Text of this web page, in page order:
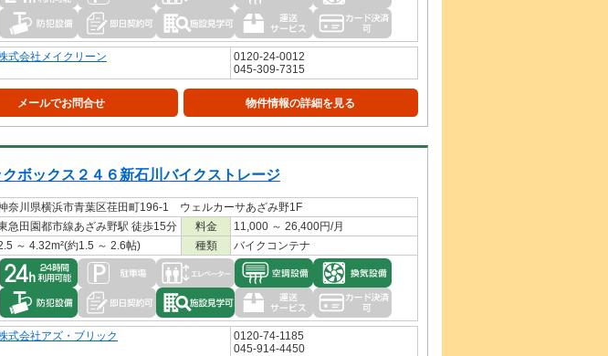
式会社メイクリーン
0120-24-0012
045-309-7315
メールでお問合せ 物件情報の詳細を見る
クボックス２４６新石川バイクストレージ
奈川県横浜市青葉区荏田町196-1 ウェルカーサあざみ野1F
急田園都市線あざみ野駅 徒歩15分 料金
11,000 ～ 26,400円/月
～ 4.32m²(約1.5 ～ 2.6帖) 種類
バイクコンテナ
式会社アズ・ブリック
0120-74-1185
045-914-4450